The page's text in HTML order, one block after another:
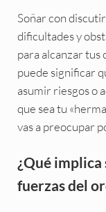
Soñar con
dificultades y
para alcanzar
puede significar
asumir riesgos o
que sea tu
vas a preocupar
¿Qué
fuerzas del